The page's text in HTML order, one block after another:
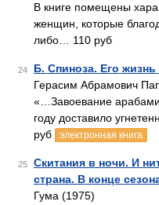
В книге помещены
женщин, которые
либо… 110 руб
24 Б. Спиноза. Его
Герасим Абрамович
«…Завоевание арабами
году доставило
руб
электронная книга
25
Скитания в ночи. И
страна. В конце
Гума (1975)